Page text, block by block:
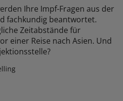
Ihre Impf-Fragen aus der
fachkundig beantwortet.
Zeitabstände für
einer Reise nach Asien. Und